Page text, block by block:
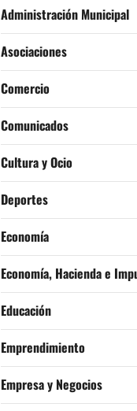
Administración Municipal
Asociaciones
Comercio
Comunicados
Cultura y Ocio
Deportes
Economía
Economía, Hacienda e
Educación
Emprendimiento
Empresa y Negocios